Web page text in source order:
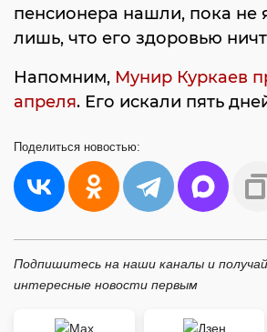
пенсионера нашли, пока не
лишь, что его здоровью
Напомним, Мунир Куркаев
апреля. Его искали пять
Поделиться новостью:
Подпишитесь на наши каналы и
интересные новости первым